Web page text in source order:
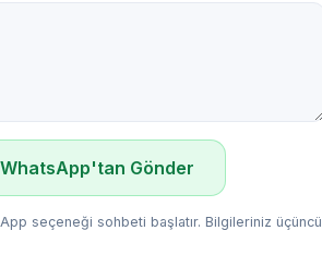
WhatsApp'tan Gönder
seçeneği sohbeti başlatır. Bilgileriniz üçüncü